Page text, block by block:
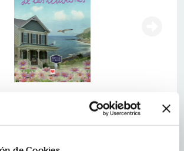
de las ilusiones